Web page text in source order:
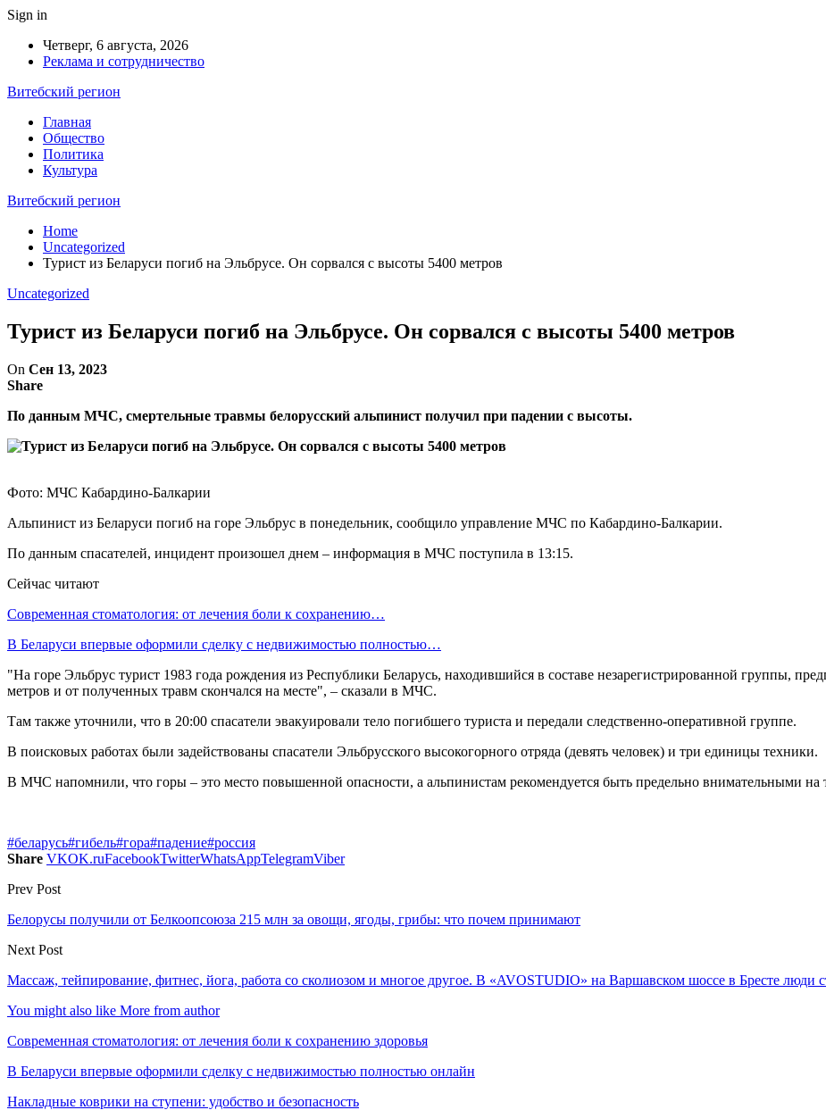
Sign in
Четверг, 6 августа, 2026
Реклама и сотрудничество
Витебский регион
Главная
Общество
Политика
Культура
Витебский регион
Home
Uncategorized
Турист из Беларуси погиб на Эльбрусе. Он сорвался с высоты 5400 метров
Uncategorized
Турист из Беларуси погиб на Эльбрусе. Он сорвался с высоты 5400 метров
On Сен 13, 2023
Share
По данным МЧС, смертельные травмы белорусский альпинист получил при падении с высоты.
Фото: МЧС Кабардино-Балкарии
Альпинист из Беларуси погиб на горе Эльбрус в понедельник, сообщило управление МЧС по Кабардино-Балкарии.
По данным спасателей, инцидент произошел днем – информация в МЧС поступила в 13:15.
Сейчас читают
Современная стоматология: от лечения боли к сохранению…
В Беларуси впервые оформили сделку с недвижимостью полностью…
"На горе Эльбрус турист 1983 года рождения из Республики Беларусь, находившийся в составе незарегистрированной группы,
метров и от полученных травм скончался на месте", – сказали в МЧС.
Там также уточнили, что в 20:00 спасатели эвакуировали тело погибшего туриста и передали следственно-оперативной группе.
В поисковых работах были задействованы спасатели Эльбрусского высокогорного отряда (девять человек) и три единицы техники.
В МЧС напомнили, что горы – это место повышенной опасности, а альпинистам рекомендуется быть предельно внимательными на
#беларусь#гибель#гора#падение#россия
Share VKOK.ruFacebookTwitterWhatsAppTelegramViber
Prev Post
Белорусы получили от Белкоопсоюза 215 млн за овощи, ягоды, грибы: что почем принимают
Next Post
Массаж, тейпирование, фитнес, йога, работа со сколиозом и многое другое. В «AVOSTUDIO» на Варшавском шоссе в Бресте люди
You might also like More from author
Современная стоматология: от лечения боли к сохранению здоровья
В Беларуси впервые оформили сделку с недвижимостью полностью онлайн
Накладные коврики на ступени: удобство и безопасность